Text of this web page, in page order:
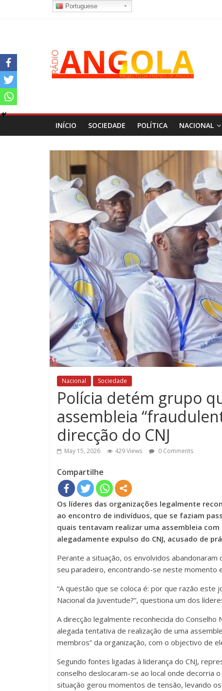
INÍCIO SOCIEDADE POLÍTICA NACIONAL
Nacional Sociedade
Polícia detém grupo
assembleia
direcção do CNJ
May 15, 2026 429 Views 0 Comments
Compartilhe
Os líderes das organizações legalmente
ao encontro de indivíduos, que se faziam
quais tentavam realizar uma assembleia
alegadamente expulso do CNJ, acusado de
Perante a situação, os envolvidos
seu paradeiro, encontrando-se neste momento
“A questão que se coloca é: por que razão este
Nacional da Juventude?”, questiona um dos
A direcção legalmente reconhecida do Conselho
alegada tentativa de realização de uma
membros” da organização, com o objectivo de
Segundo fontes ligadas à liderança do CNJ,
conselho deslocaram-se ao local onde decorria
situação gerou momentos de tensão, levando
Portuguese